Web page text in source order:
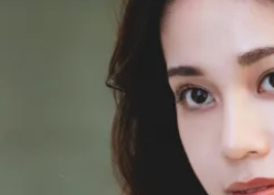
ビジネス・起業
まちづくり・地域活性化